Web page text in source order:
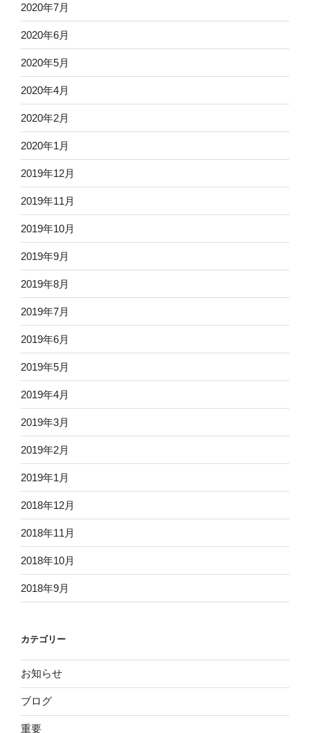
2020年7月
2020年6月
2020年5月
2020年4月
2020年2月
2020年1月
2019年12月
2019年11月
2019年10月
2019年9月
2019年8月
2019年7月
2019年6月
2019年5月
2019年4月
2019年3月
2019年2月
2019年1月
2018年12月
2018年11月
2018年10月
2018年9月
カテゴリー
お知らせ
ブログ
重要